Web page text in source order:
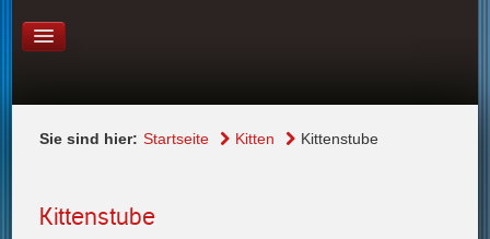
KONTAKT
Sie sind hier: Startseite Kitten Kittenstube
Kittenstube